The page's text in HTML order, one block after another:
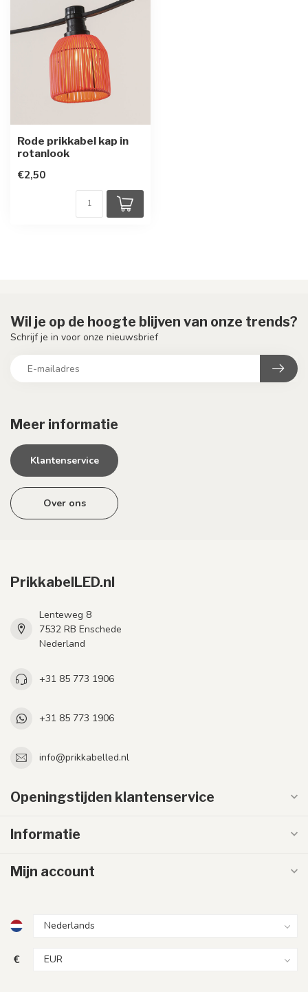
Rode prikkabel kap in
rotanlook
€2,50
Meer informatie
Klantenservice
Over ons
Wil je op de hoogte blijven van onze trends?
Schrijf je in voor onze nieuwsbrief
PrikkabelLED.nl
Lenteweg 8
7532 RB Enschede
Nederland
+31 85 773 1906
+31 85 773 1906
info@prikkabelled.nl
Openingstijden klantenservice
Informatie
Mijn account
€